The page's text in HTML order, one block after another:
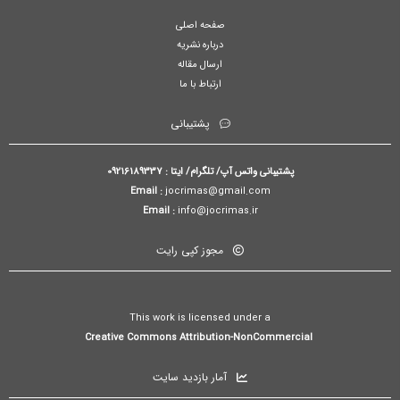
صفحه اصلی
درباره نشریه
ارسال مقاله
ارتباط با ما
پشتیبانی
پشتیبانی واتس آپ/ تلگرام/ ایتا : 09216189337
Email :jocrimas@gmail.com
Email :info@jocrimas.ir
مجوز کپی رایت
This work is licensed under a
آمار بازدید سایت